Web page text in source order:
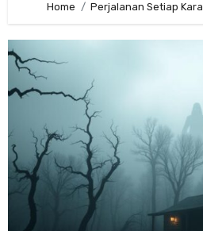
Home Perjalanan Setiap